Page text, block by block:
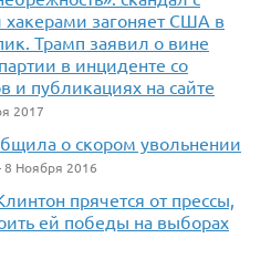
хакерами загоняет США в
Трамп заявил о вине
в инциденте со
и публикациях на сайте
2017
о скором увольнении
Ноября 2016
прячется от прессы,
ей победы на выборах